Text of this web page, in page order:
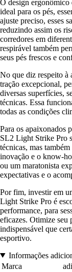
O design ergonômico
ideal para os pés,
ajuste preciso, esses
reduzindo assim os
corredores em
respirável também
seus pés frescos e
No que diz respeito à
tração excepcional,
diversas superfícies,
técnicas. Essa
todas as condições
Para os apaixonados
SL2 Light Strike Pro
técnicas, mas
inovação e o know-
ou um maratonista
expectativas e o
Por fim, investir em
Light Strike Pro é
performance, para
eficazes. Otimize seu
indispensável que
esportivo.
Informações
Marca